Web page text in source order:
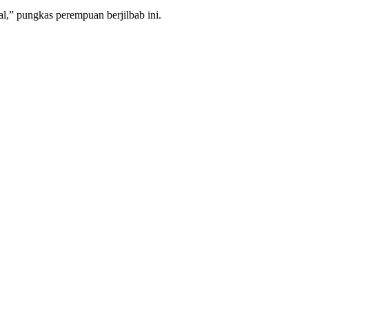
pungkas perempuan berjilbab ini.